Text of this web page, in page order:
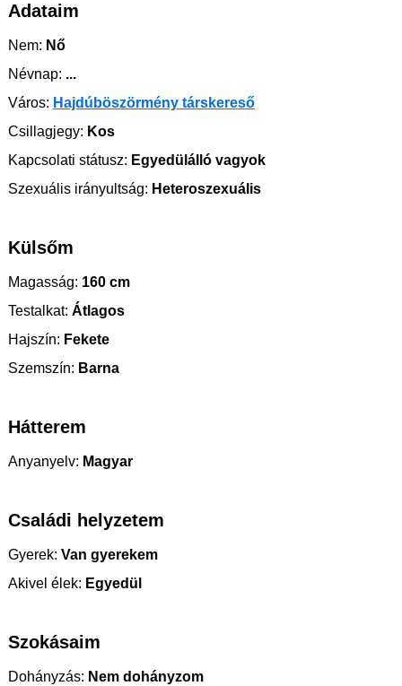
Adataim
Nem: Nő
Névnap: ...
Város: Hajdúböszörmény társkereső
Csillagjegy: Kos
Kapcsolati státusz: Egyedülálló vagyok
Szexuális irányultság: Heteroszexuális
Külsőm
Magasság: 160 cm
Testalkat: Átlagos
Hajszín: Fekete
Szemszín: Barna
Hátterem
Anyanyelv: Magyar
Családi helyzetem
Gyerek: Van gyerekem
Akivel élek: Egyedül
Szokásaim
Dohányzás: Nem dohányzom